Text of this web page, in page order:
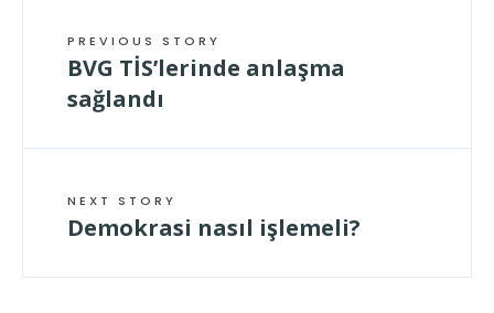
PREVIOUS STORY
BVG TİS’lerinde anlaşma
sağlandı
NEXT STORY
Demokrasi nasıl işlemeli?